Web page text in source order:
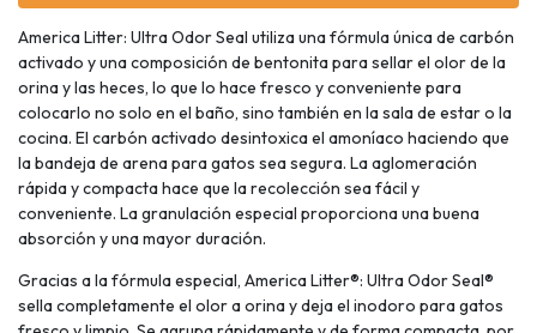
America Litter: Ultra Odor Seal utiliza una fórmula única de carbón
activado y una composición de bentonita para sellar el olor de la
orina y las heces, lo que lo hace fresco y conveniente para
colocarlo no solo en el baño, sino también en la sala de estar o la
cocina. El carbón activado desintoxica el amoníaco haciendo que
la bandeja de arena para gatos sea segura. La aglomeración
rápida y compacta hace que la recolección sea fácil y
conveniente. La granulación especial proporciona una buena
absorción y una mayor duración.
Gracias a la fórmula especial, America Litter®: Ultra Odor Seal®
sella completamente el olor a orina y deja el inodoro para gatos